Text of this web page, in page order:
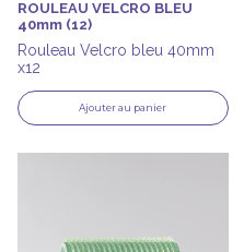
ROULEAU VELCRO BLEU
40mm (12)
Rouleau Velcro bleu 40mm
x12
Ajouter au panier